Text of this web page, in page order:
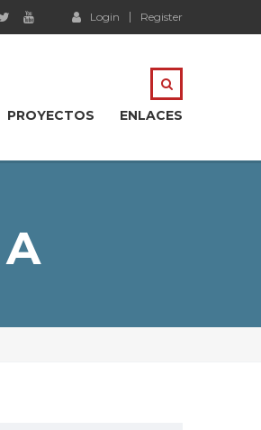
Login Register
PROYECTOS ENLACES